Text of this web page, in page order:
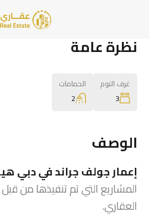
نظرة عامة
غرف النوم
3
الحمامات
2
الوصف
إعمار جولف جراند في دبي
المشاريع التي تم تنفيذها من
العقاري.